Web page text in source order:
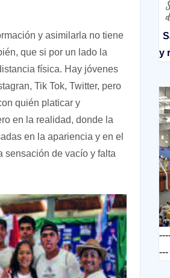
y asimilarla no tiene
que si por un lado la
física. Hay jóvenes
Tik Tok, Twitter, pero
quién platicar y
en la realidad, donde la
en la apariencia y en el
sensación de vacío y falta
y
---